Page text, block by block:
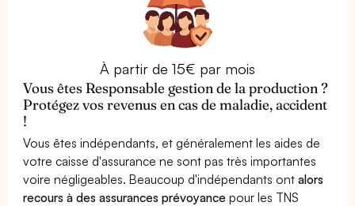
À partir de 15€ par mois
Vous êtes Responsable gestion de la production ?
Protégez vos revenus en cas de maladie, accident
!
Vous êtes indépendants, et généralement les aides de
votre caisse d'assurance ne sont pas très importantes
voire négligeables. Beaucoup d'indépendants ontalors
recours à des assurances prévoyance pour les TNS